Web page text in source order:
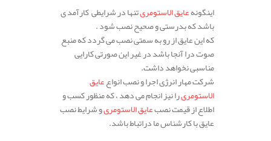
اینگونهعایق الاستومریتنها در شرایطی کارآمد ی
باشد که بدرستی و صحیح نصب شود .
که این عایق از رو به سمتی نصب می گردد که منبع
صوت درا آنجا باشد در غیر این صورتی کارایی
مناسبی نخواهد داشت.
شرکت مهار انرژی اجرا و نصب انواععایق
الاستومریرا نیز انجام می دهد ، که منظور کسب و
اطلاع از قیمت نصبعایق الاستومریو شرایط نصب
عایق با کارشناس ما دراتباط باشد.